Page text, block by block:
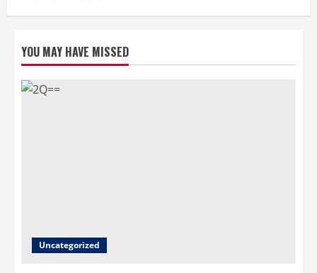
YOU MAY HAVE MISSED
Uncategorized